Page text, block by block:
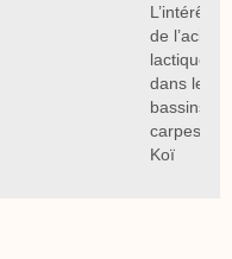
L’intérêt
de l’acide
lactique
dans les
bassins à
carpes
Koï